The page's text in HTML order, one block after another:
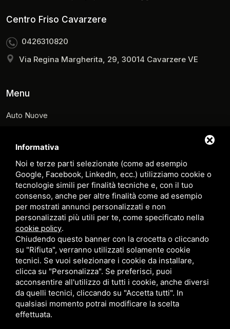
Menu
Auto Nuove
Auto Usate
Noleggio
Scooter e Monopattini
Carrelli
Veicoli Commerciali
Prenota Officina
Contatti
Sitemap
Privacy Policy
Centro Friso Cavarzere
0426310820
Via Regina Margherita, 29, 30014 Cavarzere VE
Informativa
Noi e terze parti selezionate (come ad esempio
Google, Facebook, LinkedIn, ecc.) utilizziamo cookie o
tecnologie simili per finalità tecniche e, con il tuo
consenso, anche per altre finalità come ad esempio
per mostrati annunci personalizzati e non
personalizzati più utili per te, come specificato nella
cookie policy.
Chiudendo questo banner con la crocetta o cliccando
su "Rifiuta", verranno utilizzati solamente cookie
tecnici. Se vuoi selezionare i cookie da installare,
clicca su "Personalizza". Se preferisci, puoi
acconsentire all'utilizzo di tutti i cookie, anche diversi
da quelli tecnici, cliccando su "Accetta tutti". In
qualsiasi momento potrai modificare la scelta
effettuata.